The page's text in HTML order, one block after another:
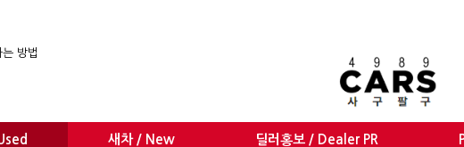
방법
새차 / New 딜러홍보 / Dealer PR